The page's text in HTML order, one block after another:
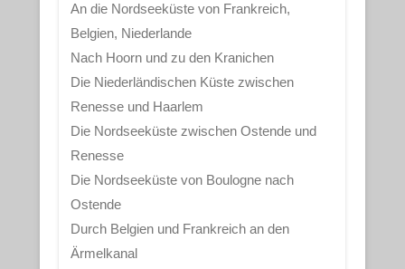
An die Nordseeküste von Frankreich,
Belgien, Niederlande
Nach Hoorn und zu den Kranichen
Die Niederländischen Küste zwischen
Renesse und Haarlem
Die Nordseeküste zwischen Ostende und
Renesse
Die Nordseeküste von Boulogne nach
Ostende
Durch Belgien und Frankreich an den
Ärmelkanal